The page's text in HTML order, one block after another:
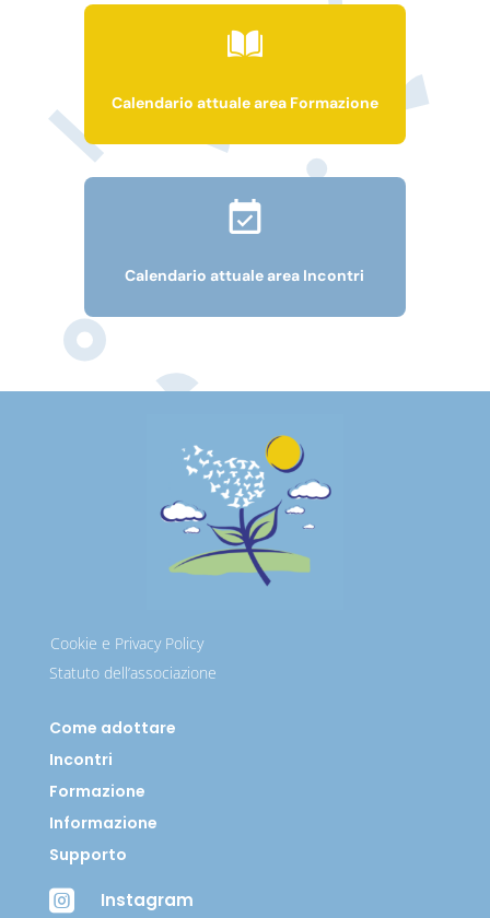
Calendario attuale area Formazione
Calendario attuale area Incontri
Cookie e Privacy Policy
Statuto dell’associazione
Come adottare
Incontri
Formazione
Informazione
Supporto
 Instagram